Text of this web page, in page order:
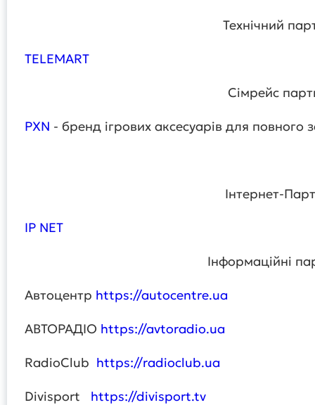
Технічний
TELEMART
Сімрейс
PXN - бренд ігрових аксесуарів для повного
Інтернет-
IP NET
Інформаційні
Автоцентр https://autocentre.ua
АВТОРАДІО https://avtoradio.ua
RadioClub https://radioclub.ua
Divisport https://divisport.tv